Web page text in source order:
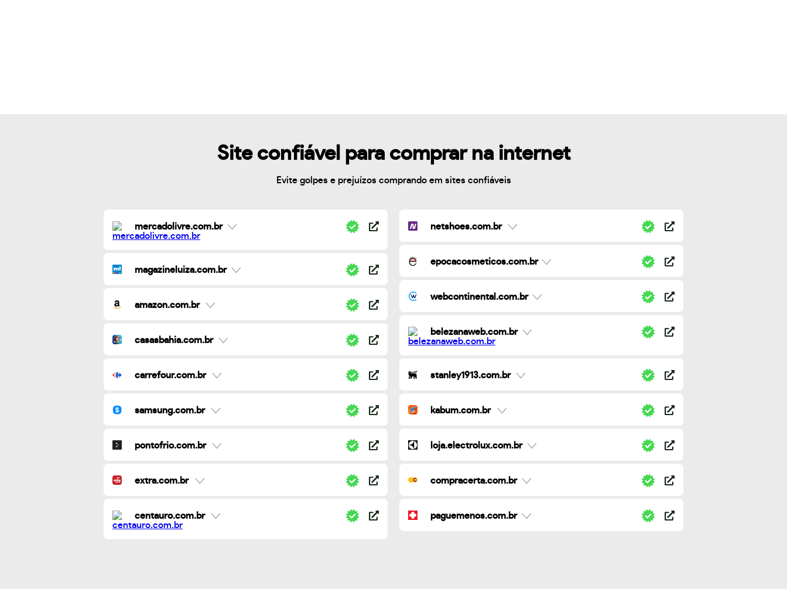
Site confiável para comprar na internet
Evite golpes e prejuízos comprando em sites confiáveis
mercadolivre.com.br
magazineluiza.com.br
amazon.com.br
casasbahia.com.br
carrefour.com.br
samsung.com.br
pontofrio.com.br
extra.com.br
centauro.com.br
netshoes.com.br
epocacosmeticos.com.br
webcontinental.com.br
belezanaweb.com.br
stanley1913.com.br
kabum.com.br
loja.electrolux.com.br
compracerta.com.br
paguemenos.com.br